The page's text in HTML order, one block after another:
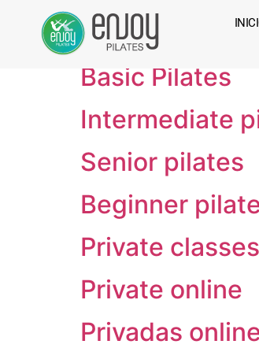
Autor:
Basic Pilates
Intermediate
Senior pilates
Beginner
Private
Private online
Privadas